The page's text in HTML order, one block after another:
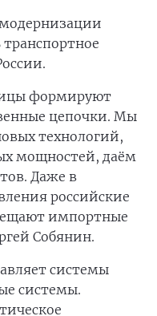
формируют
цепочки. Мы
технологий,
мощностей, даём
Даже в
российские
импортные
Собянин.
системы
системы.